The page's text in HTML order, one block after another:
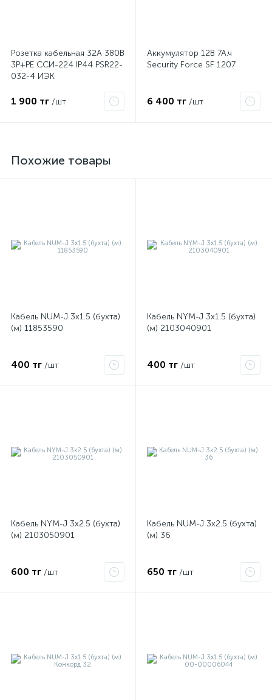
Розетка кабельная 32А 380В
3P+PЕ ССИ-224 IP44 PSR22-
032-4 ИЭК
1 900 тг /шт
Аккумулятор 12В 7А.ч
Security Force SF 1207
6 400 тг /шт
Похожие товары
Кабель NUM-J 3х1.5 (бухта)
(м) 11853590
400 тг /шт
Кабель NYM-J 3х1.5 (бухта)
(м) 2103040901
400 тг /шт
Кабель NYM-J 3х2.5 (бухта)
(м) 2103050901
600 тг /шт
Кабель NUM-J 3х2.5 (бухта)
(м) 36
650 тг /шт